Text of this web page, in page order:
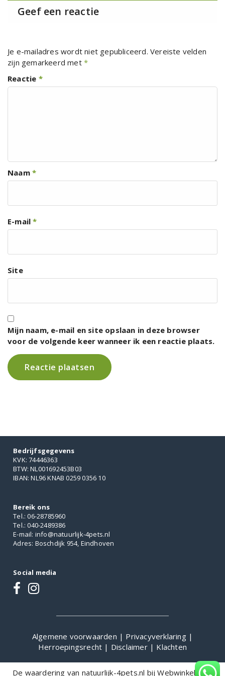
Geef een reactie
Je e-mailadres wordt niet gepubliceerd. Vereiste velden
zijn gemarkeerd met *
Reactie *
Naam *
E-mail*
Site
Mijn naam, e-mail en site opslaan in deze browser
voor de volgende keer wanneer ik een reactie plaats.
Bedrijfsgegevens
KVK: 74446363
BTW: NL001692453B03
IBAN: NL96 KNAB 0259 0356 10
Bereik ons
Tel.: 06-28785960
Tel.: 040-2489386
E-mail: info@natuurlijk-4pets.nl
Adres: Boschdijk 954, Eindhoven
Social media
Algemene voorwaarden | Privacyverklaring |
Herroepingsrecht | Disclaimer | Klachten
De waardering van natuurlijk-4pets.nl bijWebwinkelKeur